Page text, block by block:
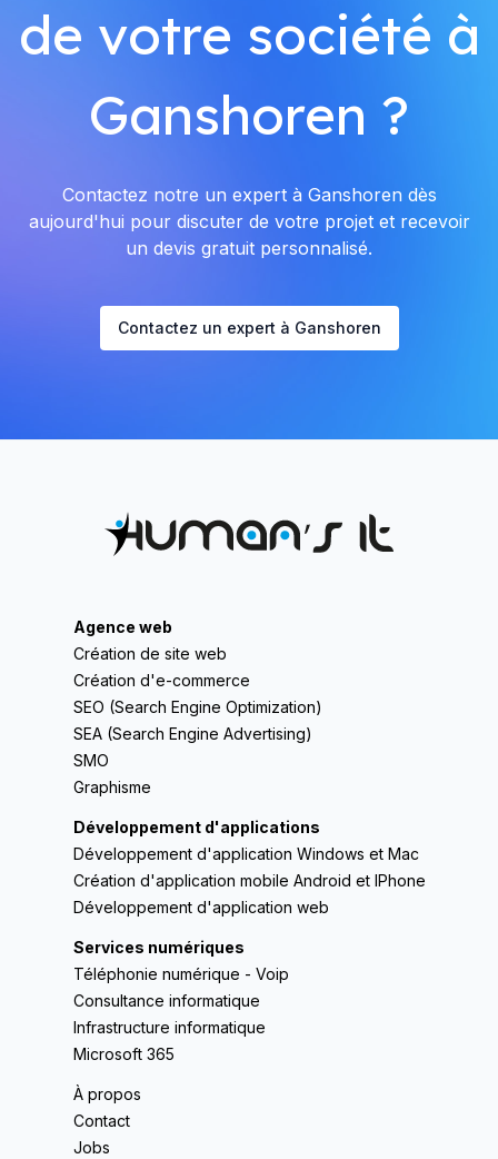
de votre société à
Ganshoren ?
Contactez notre un expert à Ganshoren dès
aujourd'hui pour discuter de votre projet et recevoir
un devis gratuit personnalisé.
Contactez un expert à Ganshoren
Agence web
Création de site web
Création d'e-commerce
SEO (Search Engine Optimization)
SEA (Search Engine Advertising)
SMO
Graphisme
Développement d'applications
Développement d'application Windows et Mac
Création d'application mobile Android et IPhone
Développement d'application web
Services numériques
Téléphonie numérique - Voip
Consultance informatique
Infrastructure informatique
Microsoft 365
À propos
Contact
Jobs